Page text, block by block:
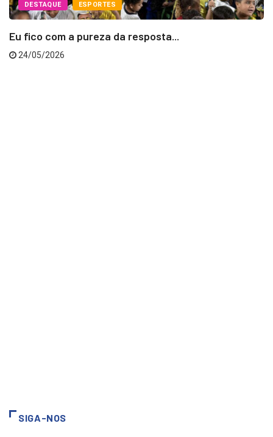
DESTAQUE ESPORTES
Eu fico com a pureza da resposta...
24/05/2026
SIGA-NOS